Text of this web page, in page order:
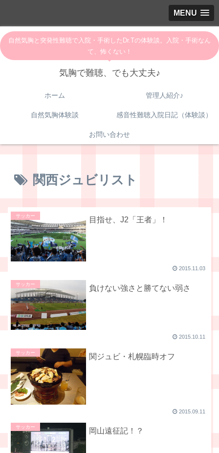
MENU
自然気胸と突発性難聴で入院・手術したDr.Tの体験談。入院・手術なん
て、怖くない！
気胸で難聴、でも大丈夫♪
ホーム 管理人紹介♪
自然気胸体験談 感音性難聴入院日記（体験談）
お問い合わせ
関西ジュビリスト
サッカー 目指せ、J2「王者」！
2015.11.03
サッカー 負けない強さと勝てない弱さ
2015.10.11
サッカー 関ジュビ・札幌臨時オフ
2015.09.11
サッカー 岡山遠征記！？